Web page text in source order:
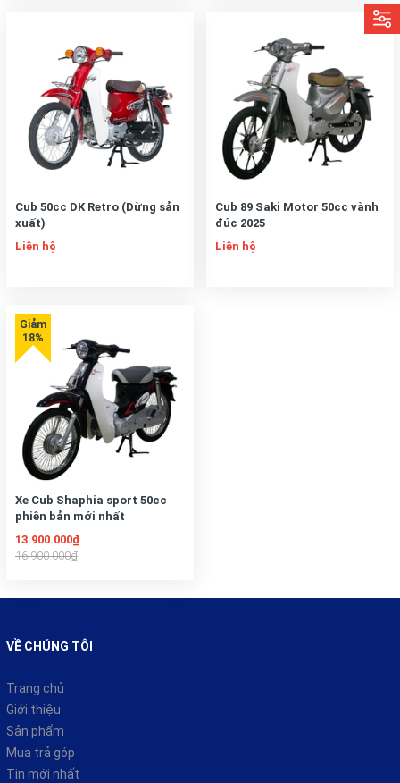
Cub 50cc DK Retro (Dừng sản
xuất)
Liên hệ
Cub 89 Saki Motor 50cc vành
đúc 2025
Liên hệ
Xe Cub Shaphia sport 50cc
phiên bản mới nhất
13.900.000₫
16.900.000₫
VỀ CHÚNG TÔI
Trang chủ
Giới thiệu
Sản phẩm
Mua trả góp
Tin mới nhất